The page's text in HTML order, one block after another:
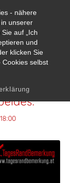
- nähere
unserer
Sie auf „Ich
und
klicken Sie
Cookies selbst
eine